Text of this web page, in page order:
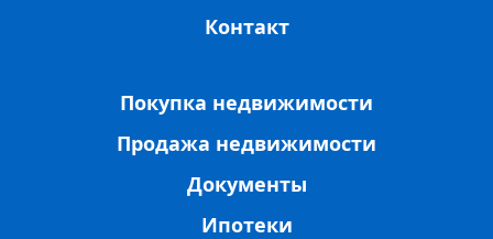
Контакт
Покупка недвижимости
Продажа недвижимости
Документы
Ипотеки